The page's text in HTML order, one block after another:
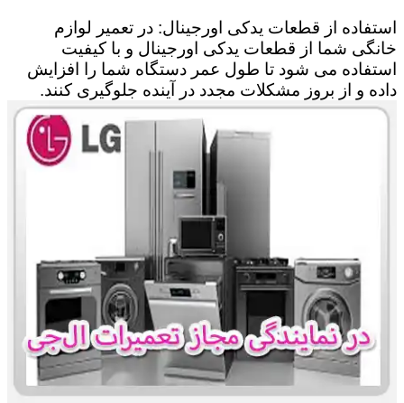
استفاده از قطعات یدکی اورجینال: در تعمیر لوازم
خانگی شما از قطعات یدکی اورجینال و با کیفیت
استفاده می شود تا طول عمر دستگاه شما را افزایش
داده و از بروز مشکلات مجدد در آینده جلوگیری کنند.